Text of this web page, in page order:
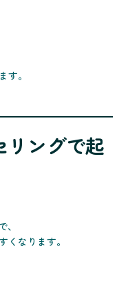
す。
リングで起
くなります。